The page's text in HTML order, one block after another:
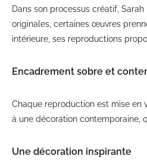
Dans son processus créatif,
originales, certaines œuvres
intérieure, ses reproductions
Encadrement sobre et
Chaque reproduction est mise en
à une décoration contemporaine,
Une décoration inspirante